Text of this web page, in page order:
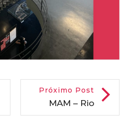
Próximo Post
MAM – Rio